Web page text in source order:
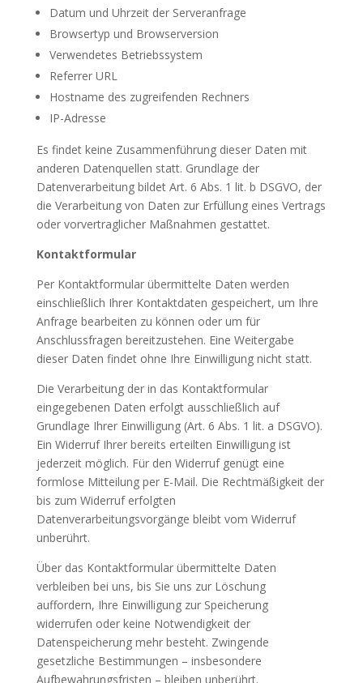
Datum und Uhrzeit der Serveranfrage
Browsertyp und Browserversion
Verwendetes Betriebssystem
Referrer URL
Hostname des zugreifenden Rechners
IP-Adresse
Es findet keine Zusammenführung dieser Daten mit
anderen Datenquellen statt. Grundlage der
Datenverarbeitung bildet Art. 6 Abs. 1 lit. b DSGVO, der
die Verarbeitung von Daten zur Erfüllung eines Vertrags
oder vorvertraglicher Maßnahmen gestattet.
Kontaktformular
Per Kontaktformular übermittelte Daten werden
einschließlich Ihrer Kontaktdaten gespeichert, um Ihre
Anfrage bearbeiten zu können oder um für
Anschlussfragen bereitzustehen. Eine Weitergabe
dieser Daten findet ohne Ihre Einwilligung nicht statt.
Die Verarbeitung der in das Kontaktformular
eingegebenen Daten erfolgt ausschließlich auf
Grundlage Ihrer Einwilligung (Art. 6 Abs. 1 lit. a DSGVO).
Ein Widerruf Ihrer bereits erteilten Einwilligung ist
jederzeit möglich. Für den Widerruf genügt eine
formlose Mitteilung per E-Mail. Die Rechtmäßigkeit der
bis zum Widerruf erfolgten
Datenverarbeitungsvorgänge bleibt vom Widerruf
unberührt.
Über das Kontaktformular übermittelte Daten
verbleiben bei uns, bis Sie uns zur Löschung
auffordern, Ihre Einwilligung zur Speicherung
widerrufen oder keine Notwendigkeit der
Datenspeicherung mehr besteht. Zwingende
gesetzliche Bestimmungen – insbesondere
Aufbewahrungsfristen – bleiben unberührt.